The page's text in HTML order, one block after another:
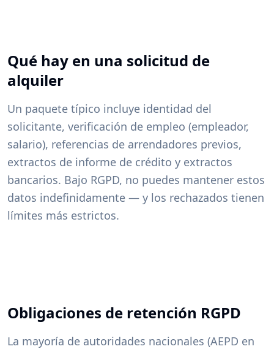
Qué hay en una solicitud de
alquiler
Un paquete típico incluye identidad del
solicitante, verificación de empleo (empleador,
salario), referencias de arrendadores previos,
extractos de informe de crédito y extractos
bancarios. Bajo RGPD, no puedes mantener estos
datos indefinidamente — y los rechazados tienen
límites más estrictos.
Obligaciones de retención RGPD
La mayoría de autoridades nacionales (AEPD en